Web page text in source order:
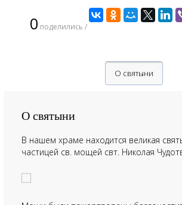
0 поделились /
О святыни
О святыни
В нашем храме находится великая
частицей св. мощей свт. Николая